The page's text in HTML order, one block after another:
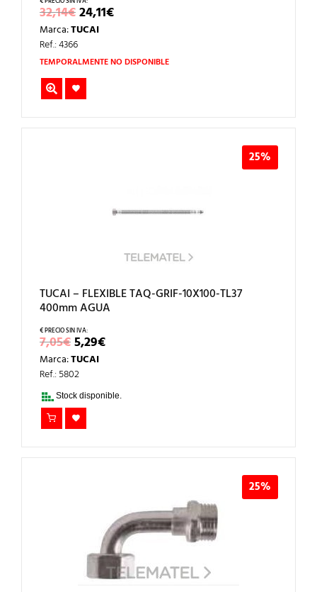
32,14€EL
PRECIO
ORIGINAL
32,14€.
24,11€EL
PRECIO
24,11€.
Marca:TUCAI
Ref.: 4366
TEMPORALMENTE NO DISPONIBLE
25%
TUCAI – FLEXIBLE TAQ-GRIF-10X100-TL37
400mm AGUA
7,05€EL
PRECIO
ORIGINAL
ERA:
7,05€.
5,29€EL
PRECIO
5,29€.
Marca:TUCAI
Ref.: 5802
Stock disponible.
25%